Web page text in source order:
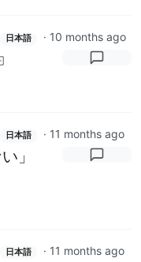
日本語 · 10 months ago
日本語 · 11 months ago
」
日本語 · 11 months ago